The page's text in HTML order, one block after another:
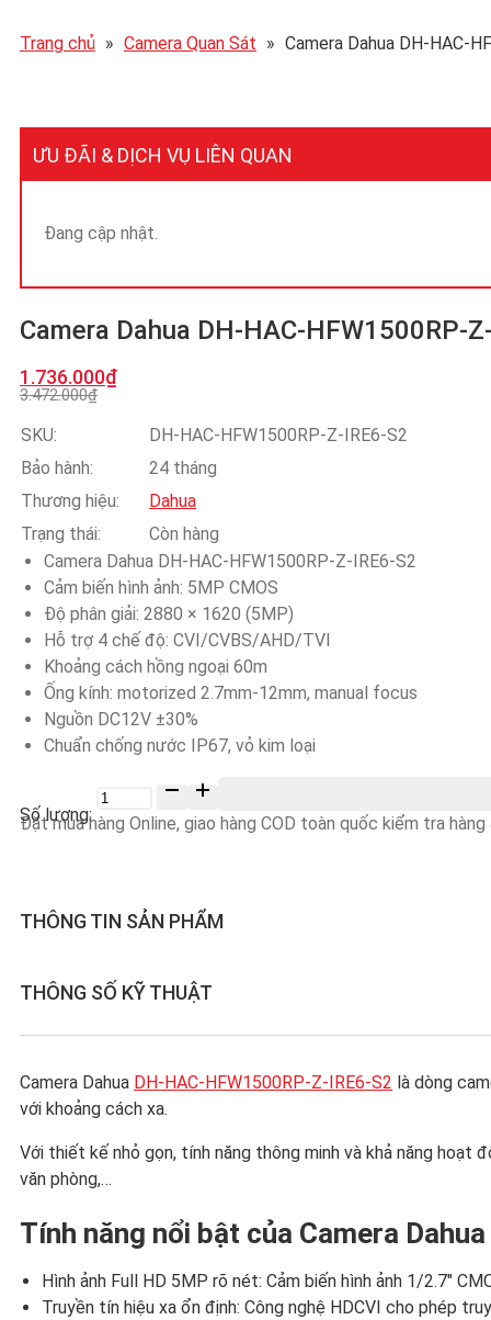
Trang chủ » Camera Quan Sát » Camera Dahua DH-HAC-
ƯU ĐÃI & DỊCH VỤ LIÊN QUAN
Đang cập nhật.
Camera Dahua DH-HAC-HFW1500RP-
3.472.000₫
Giá
gốc
là:
3.472.000₫.
1.736.000₫
Giá
hiện
tại
là:
1.736.000₫.
SKU:
DH-HAC-HFW1500RP-Z-IRE6-S2
Bảo hành:
24 tháng
Thương hiệu:
Dahua
Trạng thái:
Còn hàng
Camera Dahua DH-HAC-HFW1500RP-Z-IRE6-S2
Cảm biến hình ảnh: 5MP CMOS
Độ phân giải: 2880 × 1620 (5MP)
Hỗ trợ 4 chế độ: CVI/CVBS/AHD/TVI
Khoảng cách hồng ngoại 60m
Ống kính: motorized 2.7mm-12mm, manual focus
Nguồn DC12V ±30%
Chuẩn chống nước IP67, vỏ kim loại
Số
lượng
Đặt mua hàng Online, giao hàng COD toàn quốc kiểm tra
THÔNG TIN SẢN PHẨM
THÔNG SỐ KỸ THUẬT
Camera Dahua DH-HAC-HFW1500RP-Z-IRE6-S2 là dòng
với khoảng cách xa.
Với thiết kế nhỏ gọn, tính năng thông minh và khả năng hoạt
văn phòng,…
Tính năng nổi bật của Camera
Hình ảnh Full HD 5MP rõ nét: Cảm biến hình ảnh 1/2.7″
Truyền tín hiệu xa ổn định: Công nghệ HDCVI cho phép